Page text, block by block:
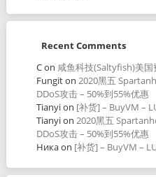
Recent Comments
Con 咸鱼科技(Saltyfish)美
Fungiton 2020黑五
DDoS攻击 – 50%到55%优惠
Tianyion [补货] – BuyVM –
Tianyion 2020黑五
DDoS攻击 – 50%到55%优惠
Никаon [补货] – BuyVM –